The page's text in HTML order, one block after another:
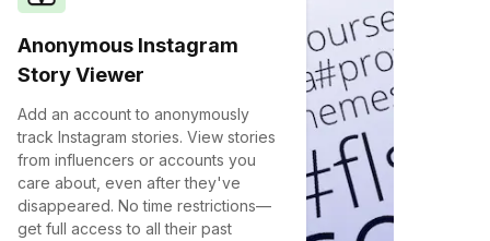
Anonymous Instagram
Story Viewer
Add an account to anonymously
track Instagram stories. View stories
from influencers or accounts you
care about, even after they've
disappeared. No time restrictions—
get full access to all their past